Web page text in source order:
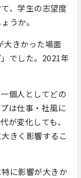
、学生の志望度
うか。
大きかった場面
でした。2021年
個人としてどの
は仕事・社風に
が変化しても、
きく影響するこ
に影響が大きか